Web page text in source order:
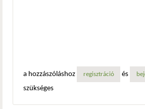
a hozzászóláshoz regisztráció és
szükséges